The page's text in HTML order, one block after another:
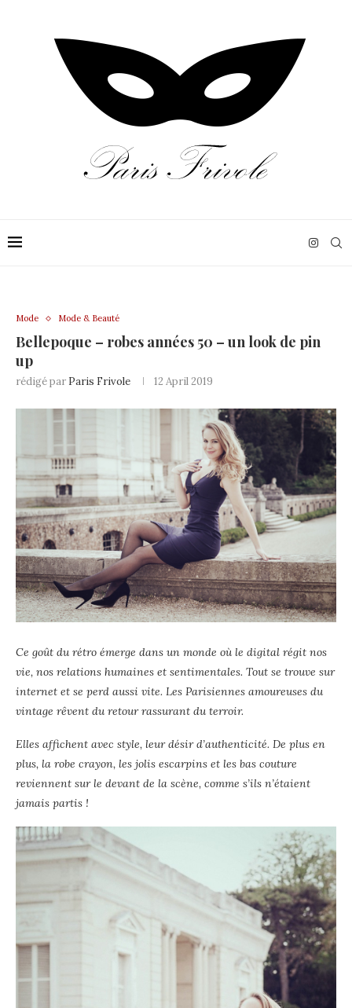
Mode Mode & Beauté
Bellepoque – robes années 50 – un look de pin
up
rédigé par Paris Frivole 12 April 2019
Ce goût du rétro émerge dans un monde où le digital régit nos
vie, nos relations humaines et sentimentales. Tout se trouve sur
internet et se perd aussi vite. Les Parisiennes amoureuses du
vintage rêvent du retour rassurant du terroir.
Elles affichent avec style, leur désir d’authenticité. De plus en
plus, la robe crayon, les jolis escarpins et les bas couture
reviennent sur le devant de la scène, comme s’ils n’étaient
jamais partis !